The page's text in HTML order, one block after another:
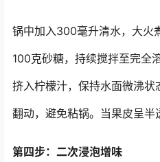
锅中加入300毫升清水，大火
100克砂糖，持续搅拌至完全
挤入柠檬汁，保持水面微沸
翻动，避免粘锅。当果皮呈半
第四步：二次浸泡增味